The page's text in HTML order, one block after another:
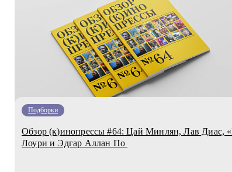
Подборки
Обзор (к)инопрессы #64: Цай Минлян, Лав Диас,
Лоури и Эдгар Аллан По